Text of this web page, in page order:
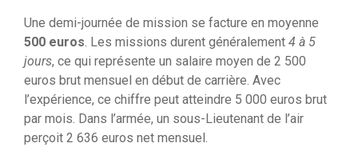
Une demi-journée de mission se facture en moyenne
500 euros. Les missions durent généralement 4 à 5
jours, ce qui représente un salaire moyen de 2 500
euros brut mensuel en début de carrière. Avec
l’expérience, ce chiffre peut atteindre 5 000 euros brut
par mois. Dans l’armée, un sous-Lieutenant de l’air
perçoit 2 636 euros net mensuel.